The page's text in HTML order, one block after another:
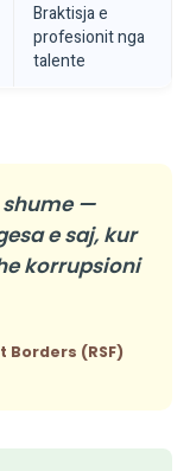
Braktisja e
profesionit nga
talente
shume —
e saj, kur
korrupsioni
(RSF)